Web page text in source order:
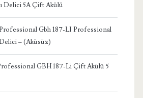
Delici 5A Çift Akülü
Gbh 187-LI Professional
– (Aküsüz)
GBH 187-Li Çift Akülü 5